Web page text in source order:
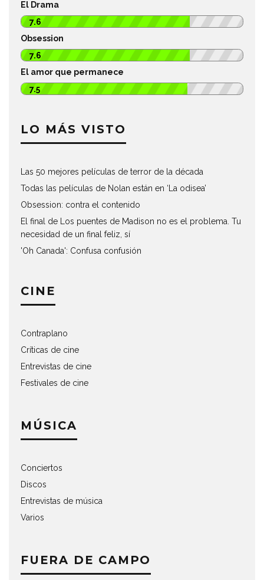
El Drama
7.6
Obsession
7.6
El amor que permanece
7.5
LO MÁS VISTO
Las 50 mejores películas de terror de la década
Todas las películas de Nolan están en ‘La odisea’
Obsession: contra el contenido
El final de Los puentes de Madison no es el problema. Tu
necesidad de un final feliz, sí
'Oh Canada': Confusa confusión
CINE
Contraplano
Críticas de cine
Entrevistas de cine
Festivales de cine
MÚSICA
Conciertos
Discos
Entrevistas de música
Varios
FUERA DE CAMPO